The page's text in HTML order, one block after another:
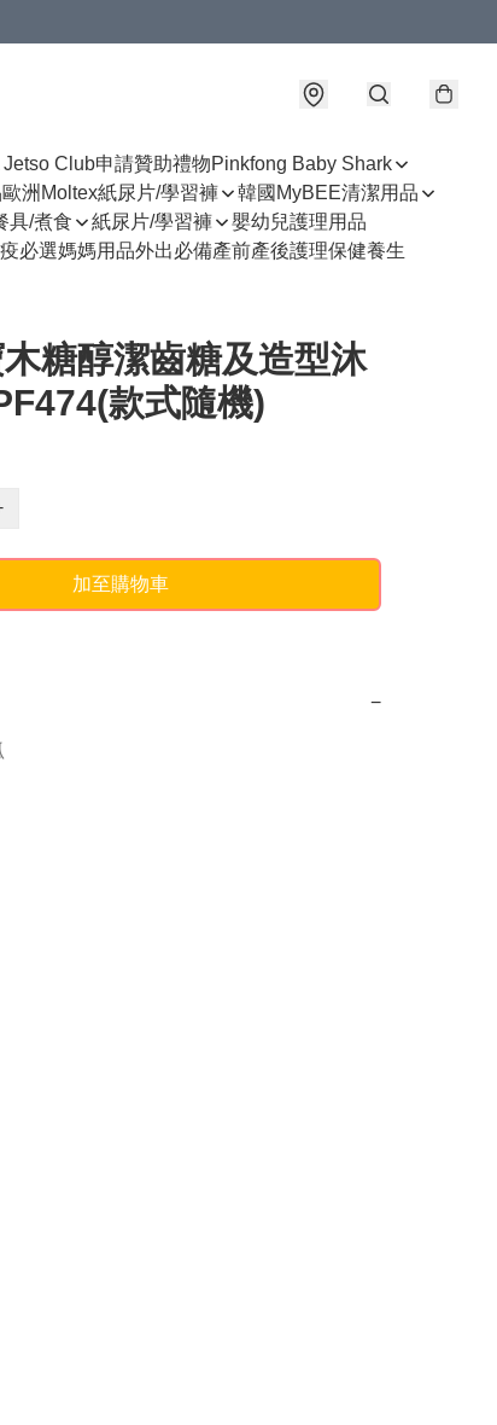
Jetso Club申請贊助禮物Pinkfong Baby Shark
歐洲Moltex紙尿片/學習褲
韓國MyBEE清潔用品
具/煮食 紙尿片/學習褲
嬰幼兒護理用品
必選媽媽用品外出必備產前產後護理保健養生
糖醇潔齒糖及造型沐
款式隨機)
加至購物車
−